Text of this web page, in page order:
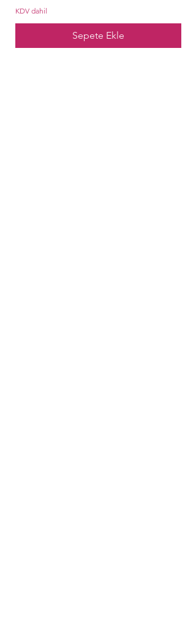
KDV dahil
Sepete Ekle